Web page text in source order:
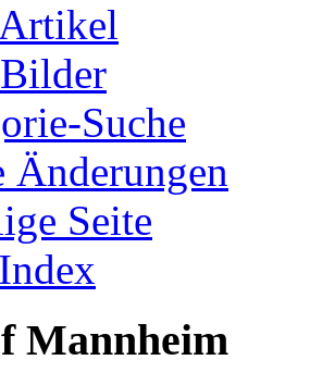
Suche
Änderungen
Seite
Mannheim